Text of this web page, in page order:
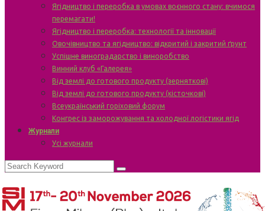
Ягідництво і переробка в умовах воєнного стану: вчимося
перемагати!
Ягідництво і переробка: технології та інновації
Овочівництво та ягідництво: відкритий і закритий ґрунт
Успішне виноградарство і виноробство
Винний клуб «Галерея»
Від землі до готового продукту (зерняткові)
Від землі до готового продукту (кісточкові)
Всеукраїнський горіховий форум
Конгрес із заморожування та холодної логістики ягід
Журнали
Усі журнали